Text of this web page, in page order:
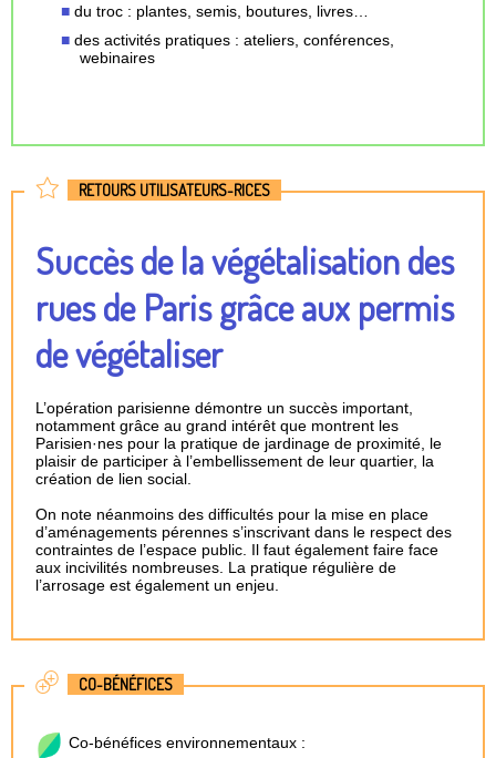
du troc : plantes, semis, boutures, livres…
des activités pratiques : ateliers, conférences,
webinaires
RETOURS UTILISATEURS-RICES
Succès de la végétalisation des
rues de Paris grâce aux permis
de végétaliser
L’opération parisienne démontre un succès important,
notamment grâce au grand intérêt que montrent les
Parisien·nes pour la pratique de jardinage de proximité, le
plaisir de participer à l’embellissement de leur quartier, la
création de lien social.
On note néanmoins des difficultés pour la mise en place
d’aménagements pérennes s’inscrivant dans le respect des
contraintes de l’espace public. Il faut également faire face
aux incivilités nombreuses. La pratique régulière de
l’arrosage est également un enjeu.
CO-BÉNÉFICES
Co-bénéfices environnementaux :